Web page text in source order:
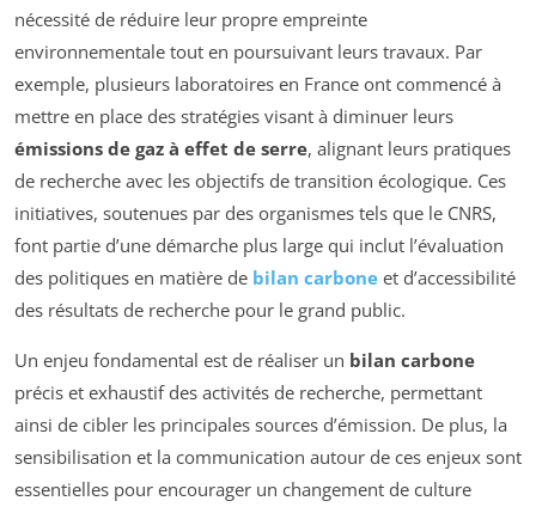
nécessité de réduire leur propre empreinte
environnementale tout en poursuivant leurs travaux. Par
exemple, plusieurs laboratoires en France ont commencé à
mettre en place des stratégies visant à diminuer leurs
émissions de gaz à effet de serre, alignant leurs pratiques
de recherche avec les objectifs de transition écologique. Ces
initiatives, soutenues par des organismes tels que le CNRS,
font partie d’une démarche plus large qui inclut l’évaluation
des politiques en matière de bilan carbone et d’accessibilité
des résultats de recherche pour le grand public.
Un enjeu fondamental est de réaliser un bilan carbone
précis et exhaustif des activités de recherche, permettant
ainsi de cibler les principales sources d’émission. De plus, la
sensibilisation et la communication autour de ces enjeux sont
essentielles pour encourager un changement de culture